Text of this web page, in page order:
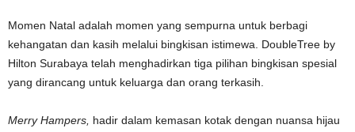
Momen Natal adalah momen yang sempurna untuk berbagi
kehangatan dan kasih melalui bingkisan istimewa. DoubleTree by
Hilton Surabaya telah menghadirkan tiga pilihan bingkisan spesial
yang dirancang untuk keluarga dan orang terkasih.
Merry Hampers, hadir dalam kemasan kotak dengan nuansa hijau